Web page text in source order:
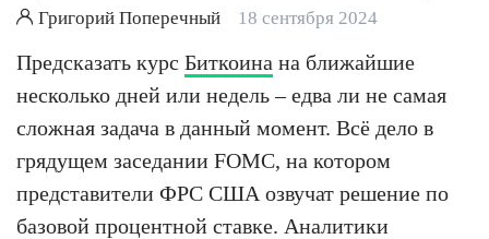
Григорий Поперечный 18 сентября 2024
Предсказать курс Биткоина на ближайшие
несколько дней или недель – едва ли не самая
сложная задача в данный момент. Всё дело в
грядущем заседании FOMC, на котором
представители ФРС США озвучат решение по
базовой процентной ставке. Аналитики